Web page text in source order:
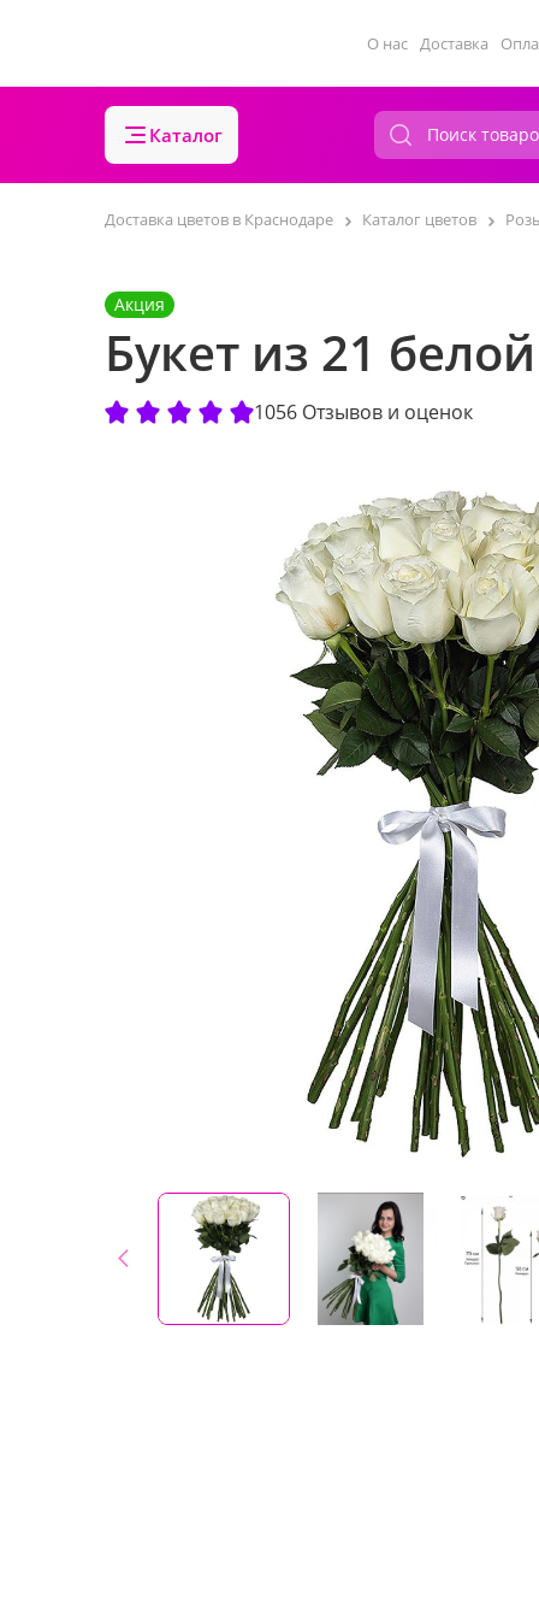
О нас Доставка
Каталог
Доставка цветов в Краснодаре Каталог цветов
Акция
Букет из 21
1056 Отзывов и оценок